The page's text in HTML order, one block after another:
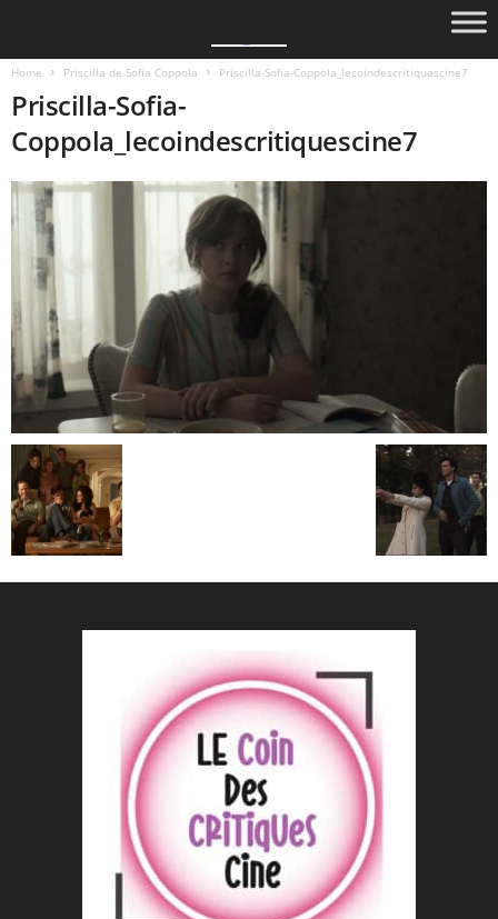
Home Priscilla de Sofia Coppola Priscilla-Sofia-Coppola_lecoindescritiquescine7
Priscilla-Sofia-
Coppola_lecoindescritiquescine7